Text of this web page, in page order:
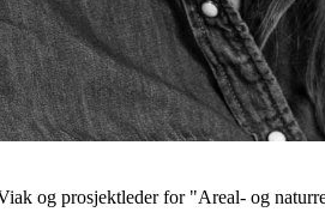
og prosjektleder for "Areal- og